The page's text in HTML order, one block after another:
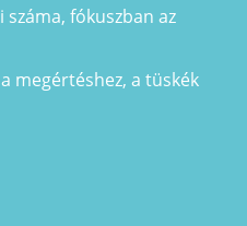
száma, fókuszban az
megértéshez, a tüskék